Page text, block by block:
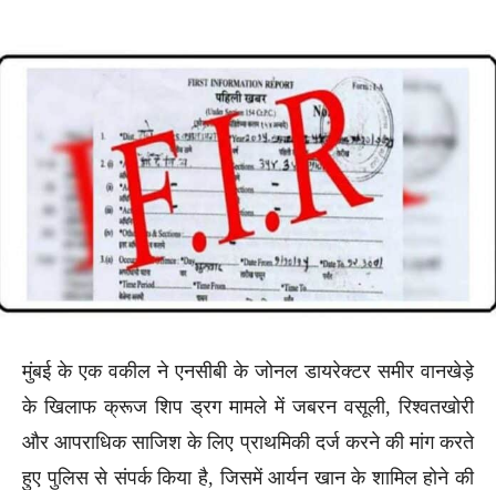
मुंबई के एक वकील ने एनसीबी के जोनल डायरेक्टर समीर वानखेड़े
के खिलाफ क्रूज शिप ड्रग मामले में जबरन वसूली, रिश्वतखोरी
और आपराधिक साजिश के लिए प्राथमिकी दर्ज करने की मांग करते
हुए पुलिस से संपर्क किया है, जिसमें आर्यन खान के शामिल होने की